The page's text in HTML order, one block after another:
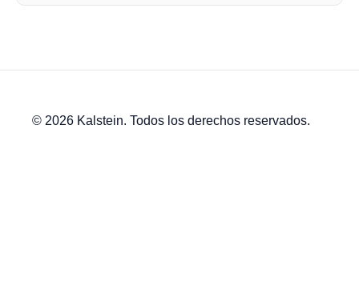
© 2026 Kalstein. Todos los derechos reservados.